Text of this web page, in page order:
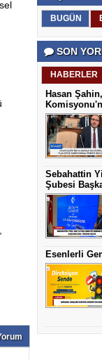
BUGÜN
SON
HABERLER
Hasan
Sebahattin
Şubesi
Esenlerli